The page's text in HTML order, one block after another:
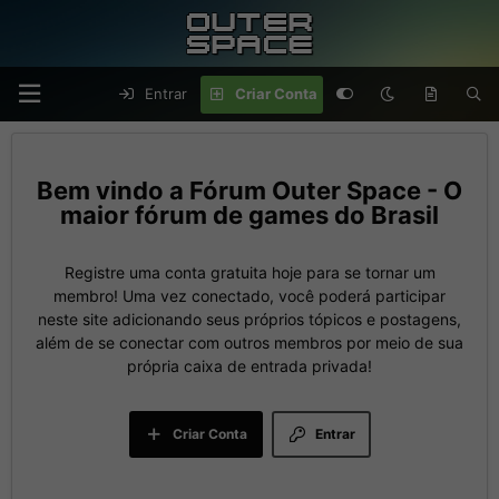
Entrar Criar Conta
Fórum Outer Space - O
maior fórum de games do Brasil
Registre uma conta gratuita hoje para se tornar um
membro! Uma vez conectado, você poderá participar
neste site adicionando seus próprios tópicos e postagens,
além de se conectar com outros membros por meio de sua
própria caixa de entrada privada!
Entrar
Criar Conta